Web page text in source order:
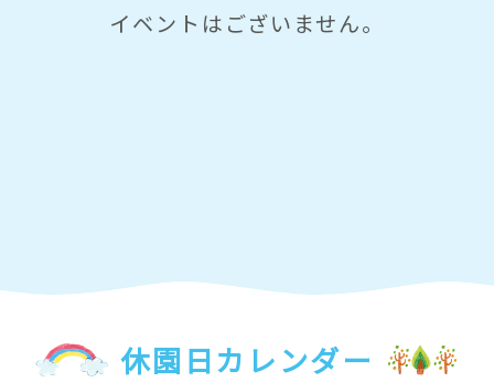
イベントはございません。
休園日カレンダー